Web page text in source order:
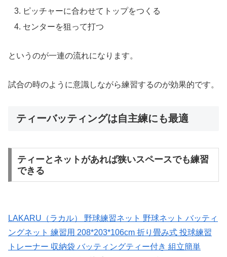
ピッチャーに合わせてトップをつくる
センターを狙って打つ
というのが一連の流れになります。
試合の時のように意識しながら練習するのが効果的です。
ティーバッティングは自主練にも最適
ティーとネットがあれば狭いスペースでも練習
できる
LAKARU（ラカル） 野球練習ネット 野球ネット バッティ
ングネット 練習用 208*203*106cm 折り畳み式 投球練習
トレーナー 収納袋 バッティングティー付き 組立簡単